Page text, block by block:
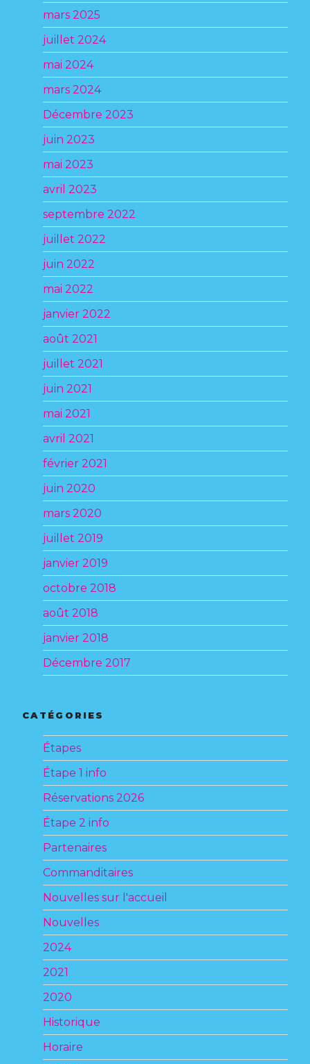
mars 2025
juillet 2024
mai 2024
mars 2024
Décembre 2023
juin 2023
mai 2023
avril 2023
septembre 2022
juillet 2022
juin 2022
mai 2022
janvier 2022
août 2021
juillet 2021
juin 2021
mai 2021
avril 2021
février 2021
juin 2020
mars 2020
juillet 2019
janvier 2019
octobre 2018
août 2018
janvier 2018
Décembre 2017
CATÉGORIES
Étapes
Étape 1 info
Réservations 2026
Étape 2 info
Partenaires
Commanditaires
Nouvelles sur l'accueil
Nouvelles
2024
2021
2020
Historique
Horaire